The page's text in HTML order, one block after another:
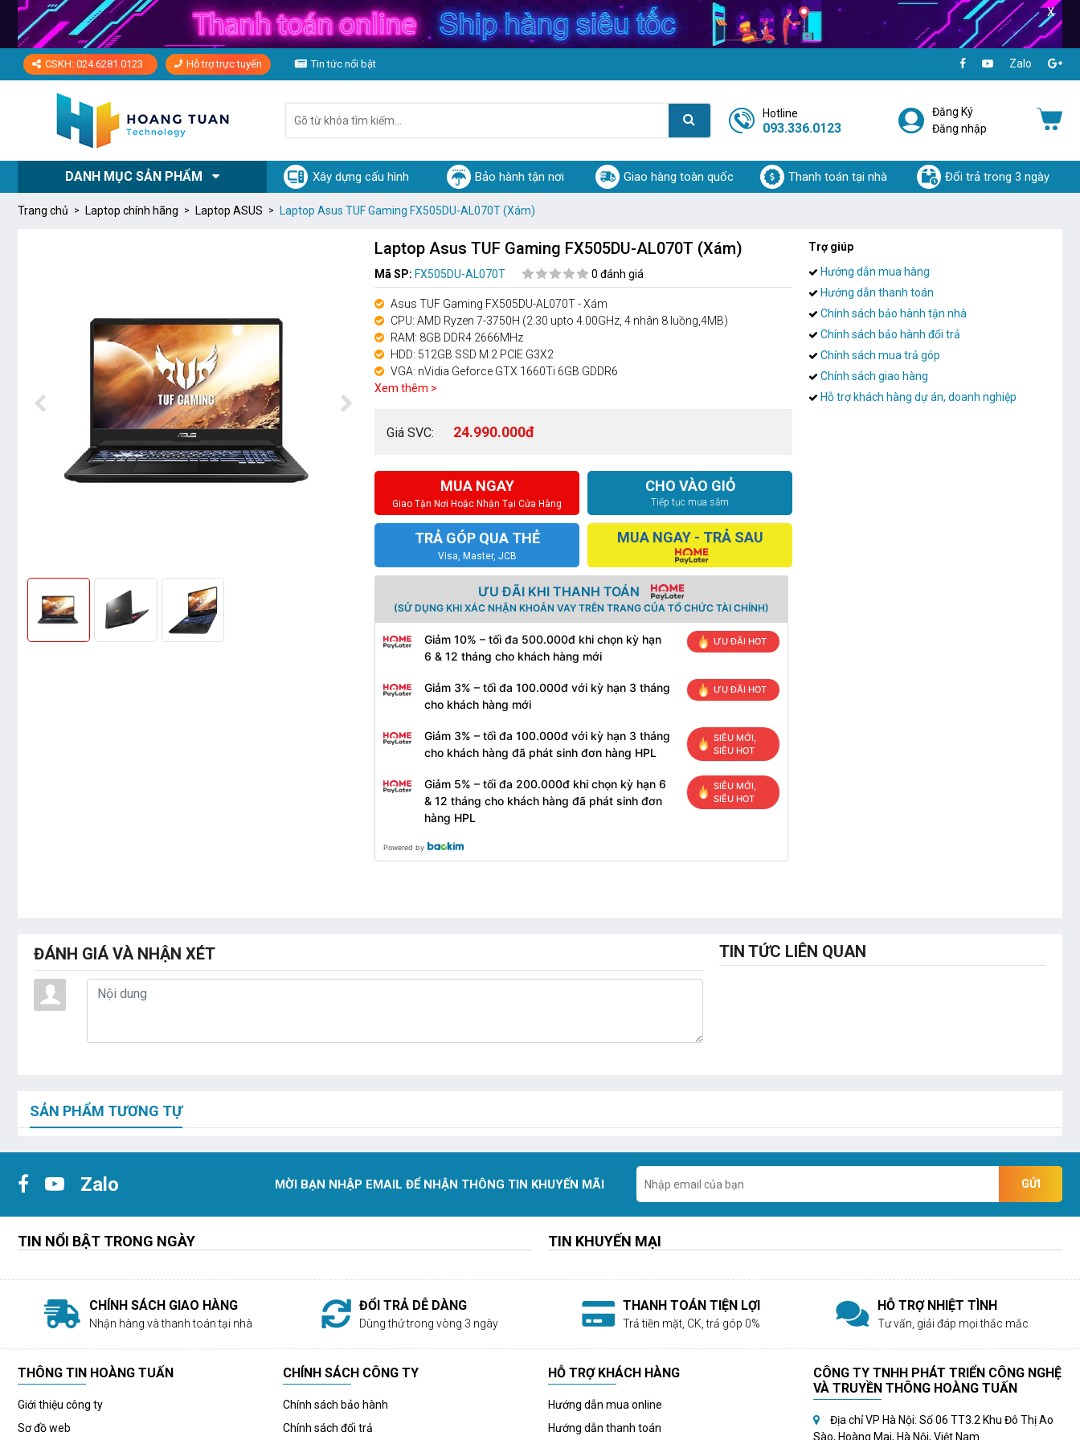
X
CSKH: 024.6281.0123 Hỗ trợ trực tuyến Tin tức nổi bật Zalo
Hotline
093.336.0123
Đăng Ký
Đăng nhập
DANH MỤC SẢN PHẨM Xây dựng cấu hình Bảo hành tận nơi Giao hàng toàn quốc Thanh toán tại nhà Đổi trả trong 3 ngày
Trang chủ Laptop chính hãng Laptop ASUS Laptop Asus TUF Gaming FX505DU-AL070T (Xám)
Laptop Asus TUF Gaming FX505DU-AL070T (Xám)
Mã SP: FX505DU-AL070T 0 đánh giá
Asus TUF Gaming FX505DU-AL070T - Xám
CPU: AMD Ryzen 7-3750H (2.30 upto 4.00GHz, 4 nhân 8 luồng,4MB)
RAM: 8GB DDR4 2666MHz
HDD: 512GB SSD M.2 PCIE G3X2
VGA: nVidia Geforce GTX 1660Ti 6GB GDDR6
Xem thêm >
Giá SVC: 24.990.000đ
CHO VÀO GIỎ
Tiếp tục mua sắm
MUA NGAY
Giao Tận Nơi Hoặc Nhận Tại Cửa Hàng
TRẢ GÓP QUA THẺ
Visa, Master, JCB
MUA NGAY - TRẢ SAU
ƯU ĐÃI KHI THANH TOÁN
(SỬ DỤNG KHI XÁC NHẬN KHOẢN VAY TRÊN TRANG CỦA TỔ CHỨC TÀI CHÍNH)
Giảm 10% – tối đa 500.000đ khi chọn kỳ hạn
6 & 12 tháng cho khách hàng mới
ƯU ĐÃI HOT
Giảm 3% – tối đa 100.000đ với kỳ hạn 3 tháng
cho khách hàng mới
ƯU ĐÃI HOT
Giảm 3% – tối đa 100.000đ với kỳ hạn 3 tháng
cho khách hàng đã phát sinh đơn hàng HPL
SIÊU MỚI,
SIÊU HOT
Giảm 5% – tối đa 200.000đ khi chọn kỳ hạn 6
& 12 tháng cho khách hàng đã phát sinh đơn
hàng HPL
SIÊU MỚI,
SIÊU HOT
Powered by
Trợ giúp
Hướng dẫn mua hàng
Hướng dẫn thanh toán
Chính sách bảo hành tận nhà
Chính sách bảo hành đổi trả
Chính sách mua trả góp
Chính sách giao hàng
Hỗ trợ khách hàng dự án, doanh nghiệp
ĐÁNH GIÁ VÀ NHẬN XÉT TIN TỨC LIÊN QUAN
SẢN PHẨM TƯƠNG TỰ
Zalo MỜI BẠN NHẬP EMAIL ĐỂ NHẬN THÔNG TIN KHUYẾN MÃI GỬI
TIN NỔI BẬT TRONG NGÀY TIN KHUYẾN MẠI
CHÍNH SÁCH GIAO HÀNG
Nhận hàng và thanh toán tại nhà
ĐỔI TRẢ DỄ DÀNG
Dùng thử trong vòng 3 ngày
THANH TOÁN TIỆN LỢI
Trả tiền mặt, CK, trả góp 0%
HỖ TRỢ NHIỆT TÌNH
Tư vấn, giải đáp mọi thắc mắc
THÔNG TIN HOÀNG TUẤN
Giới thiệu công ty
Sơ đồ web
CHÍNH SÁCH CÔNG TY
Chính sách bảo hành
Chính sách đổi trả
HỖ TRỢ KHÁCH HÀNG
Hướng dẫn mua online
Hướng dẫn thanh toán
CÔNG TY TNHH PHÁT TRIỂN CÔNG NGHỆ
VÀ TRUYỀN THÔNG HOÀNG TUẤN
Địa chỉ VP Hà Nội: Số 06 TT3.2 Khu Đô Thị Ao
Sào, Hoàng Mai, Hà Nội, Việt Nam